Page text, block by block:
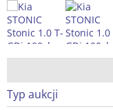
Typ aukcji